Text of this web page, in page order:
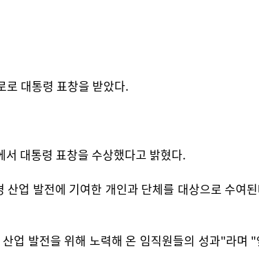
로 대통령 표창을 받았다.
대통령 표창을 수상했다고 밝혔다.
업 발전에 기여한 개인과 단체를 대상으로 수여
업 발전을 위해 노력해 온 임직원들의 성과"라며